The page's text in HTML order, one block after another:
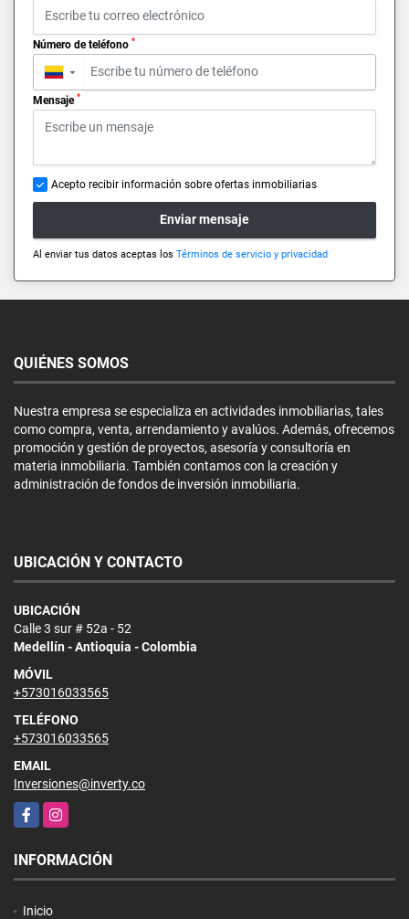
Número de teléfono *
▼
Mensaje *
Acepto recibir información sobre ofertas inmobiliarias
Enviar mensaje
Al enviar tus datos aceptas los Términos de servicio y privacidad
QUIÉNES SOMOS
Nuestra empresa se especializa en actividades inmobiliarias, tales
como compra, venta, arrendamiento y avalúos. Además, ofrecemos
promoción y gestión de proyectos, asesoría y consultoría en
materia inmobiliaria. También contamos con la creación y
administración de fondos de inversión inmobiliaria.
UBICACIÓN Y CONTACTO
UBICACIÓN
Calle 3 sur # 52a - 52
Medellín - Antioquia - Colombia
MÓVIL
+573016033565
TELÉFONO
+573016033565
EMAIL
Inversiones@inverty.co
FacebookInstagram
INFORMACIÓN
Inicio